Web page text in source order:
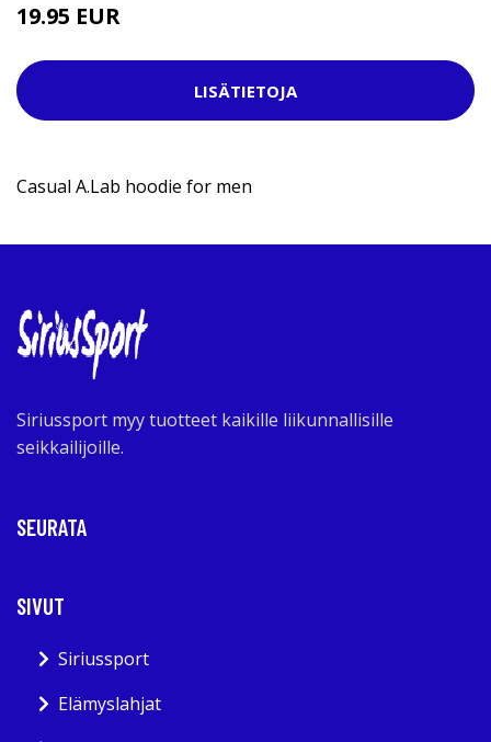
19.95 EUR
LISÄTIETOJA
Casual A.Lab hoodie for men
Siriussport myy tuotteet kaikille liikunnallisille
seikkailijoille.
SEURATA
SIVUT
Siriussport
Elämyslahjat